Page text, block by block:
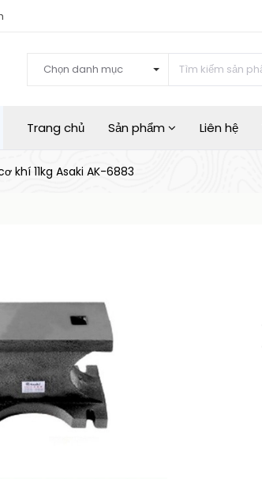
Chọn danh mục
Trang chủ Sản phẩm Liên hệ
khí 11kg Asaki AK-6883